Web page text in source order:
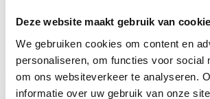
We gebruiken cookies om content en
personaliseren, om functies voor social
om ons websiteverkeer te analyseren.
informatie over uw gebruik van onze
partners voor social media, adverteren
SEVN hoekbank Ovie
Levertijd: 8-12 weken.